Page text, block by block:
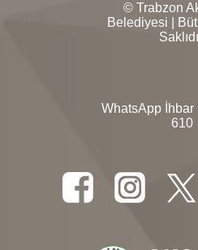
© Trabzon
Belediyesi |
WhatsApp İhbar
610